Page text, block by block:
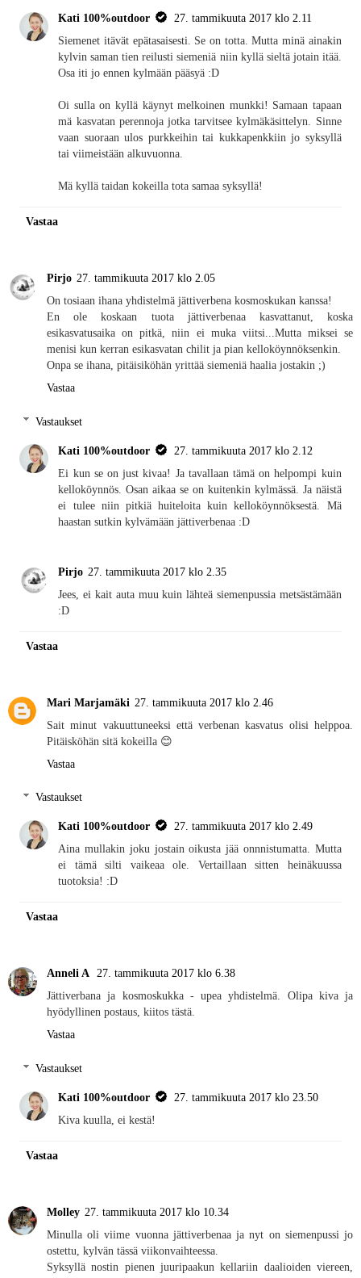
Kati 100%outdoor
27. tammikuuta 2017 klo 2.11
Siemenet itävät epätasaisesti. Se on totta. Mutta minä ainakin
kylvin saman tien reilusti siemeniä niin kyllä sieltä jotain itää.
Osa iti jo ennen kylmään pääsyä :D
Oi sulla on kyllä käynyt melkoinen munkki! Samaan tapaan
mä kasvatan perennoja jotka tarvitsee kylmäkäsittelyn. Sinne
vaan suoraan ulos purkkeihin tai kukkapenkkiin jo syksyllä
tai viimeistään alkuvuonna.
Mä kyllä taidan kokeilla tota samaa syksyllä!
Vastaa
Pirjo 27. tammikuuta 2017 klo 2.05
On tosiaan ihana yhdistelmä jättiverbena kosmoskukan kanssa!
En ole koskaan tuota jättiverbenaa kasvattanut, koska
esikasvatusaika on pitkä, niin ei muka viitsi...Mutta miksei se
menisi kun kerran esikasvatan chilit ja pian kelloköynnöksenkin.
Onpa se ihana, pitäisiköhän yrittää siemeniä haalia jostakin ;)
Vastaa
Vastaukset
Kati 100%outdoor
27. tammikuuta 2017 klo 2.12
Ei kun se on just kivaa! Ja tavallaan tämä on helpompi kuin
kelloköynnös. Osan aikaa se on kuitenkin kylmässä. Ja näistä
ei tulee niin pitkiä huiteloita kuin kelloköynnöksestä. Mä
haastan sutkin kylvämään jättiverbenaa :D
Pirjo 27. tammikuuta 2017 klo 2.35
Jees, ei kait auta muu kuin lähteä siemenpussia metsästämään
:D
Vastaa
Mari Marjamäki 27. tammikuuta 2017 klo 2.46
Sait minut vakuuttuneeksi että verbenan kasvatus olisi helppoa.
Pitäisköhän sitä kokeilla 😊
Vastaa
Vastaukset
Kati 100%outdoor
27. tammikuuta 2017 klo 2.49
Aina mullakin joku jostain oikusta jää onnnistumatta. Mutta
ei tämä silti vaikeaa ole. Vertaillaan sitten heinäkuussa
tuotoksia! :D
Vastaa
Anneli A 27. tammikuuta 2017 klo 6.38
Jättiverbana ja kosmoskukka - upea yhdistelmä. Olipa kiva ja
hyödyllinen postaus, kiitos tästä.
Vastaa
Vastaukset
Kati 100%outdoor
27. tammikuuta 2017 klo 23.50
Kiva kuulla, ei kestä!
Vastaa
Molley 27. tammikuuta 2017 klo 10.34
Minulla oli viime vuonna jättiverbenaa ja nyt on siemenpussi jo
ostettu, kylvän tässä viikonvaihteessa.
Syksyllä nostin pienen juuripaakun kellariin daalioiden viereen,